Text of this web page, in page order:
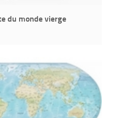
du monde vierge